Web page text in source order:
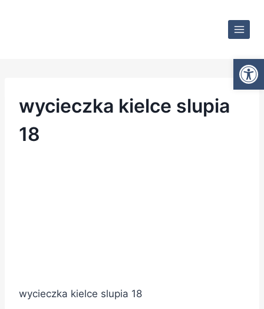
wycieczka kielce slupia
18
wycieczka kielce slupia 18